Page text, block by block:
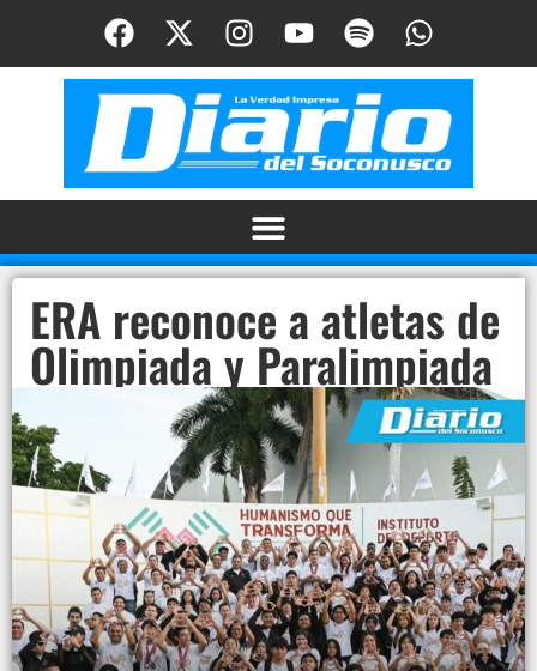
ERA reconoce a atletas de
Olimpiada y Paralimpiada